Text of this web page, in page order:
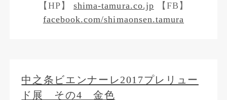
【HP】shima-tamura.co.jp 【FB】
facebook.com/shimaonsen.tamura
中之条ビエンナーレ2017プレリュー
ド展 その4 金色